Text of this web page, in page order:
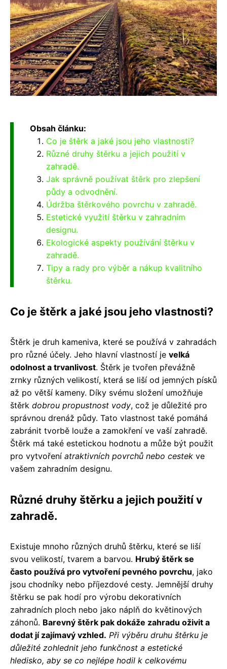
Obsah článku:
Co je štěrk a jaké jsou jeho vlastnosti?
Různé druhy štěrku a jejich použití v
zahradě.
Jak správně používat štěrk pro zlepšení
půdy a odvodnění.
Údržba štěrkového povrchu v zahradě.
Estetické využití štěrku v zahradním
designu.
Ekologické aspekty používání štěrku v
zahradě.
Tipy a rady pro výběr a nákup kvalitního
štěrku.
Co je štěrk a jaké jsou jeho vlastnosti?
Štěrk je druh kameniva, které se používá v zahradách
pro různé účely. Jeho hlavní vlastností je velká
odolnost a trvanlivost. Štěrk je tvořen převážně
zrnky různých velikostí, která se liší od jemných písků
až po větší kameny. Díky svému složení umožňuje
štěrk dobrou propustnost vody, což je důležité pro
správnou drenáž půdy. Tato vlastnost také pomáhá
zabránit tvorbě louže a zamokření ve vaší zahradě.
Štěrk má také estetickou hodnotu a může být použit
pro vytvoření atraktivních povrchů nebo cestek ve
vašem zahradním designu.
Různé druhy štěrku a jejich použití v
zahradě.
Existuje mnoho různých druhů štěrku, které se liší
svou velikostí, tvarem a barvou. Hrubý štěrk se
často používá pro vytvoření pevného povrchu, jako
jsou chodníky nebo příjezdové cesty. Jemnější druhy
štěrku se pak hodí pro výrobu dekorativních
zahradních ploch nebo jako náplň do květinových
záhonů. Barevný štěrk pak dokáže zahradu oživit a
dodat jí zajímavý vzhled. Při výběru druhu štěrku je
důležité zohlednit jeho funkčnost a estetické
hledisko, aby se co nejlépe hodil k celkovému